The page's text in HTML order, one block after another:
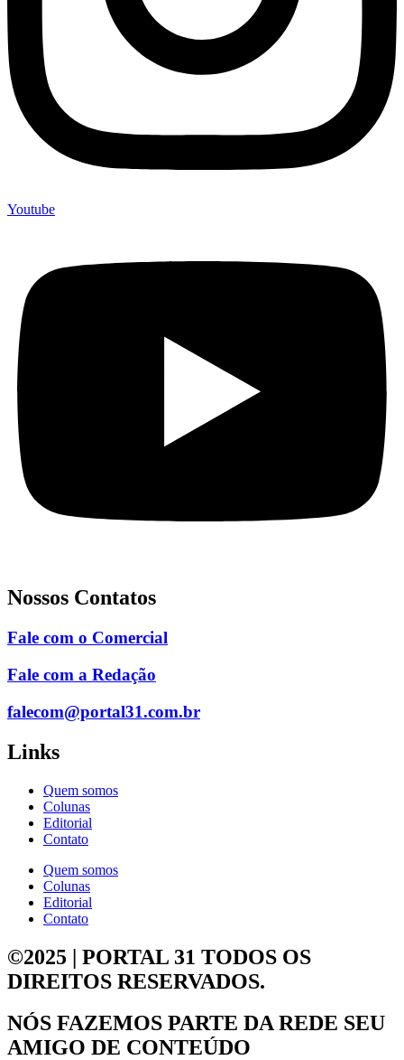
Youtube
Nossos Contatos
Fale com o Comercial
Fale com a Redação
falecom@portal31.com.br
Links
Quem somos
Colunas
Editorial
Contato
Quem somos
Colunas
Editorial
Contato
©2025 | PORTAL 31 TODOS OS
DIREITOS RESERVADOS.
NÓS FAZEMOS PARTE DA REDE SEU
AMIGO DE CONTEÚDO